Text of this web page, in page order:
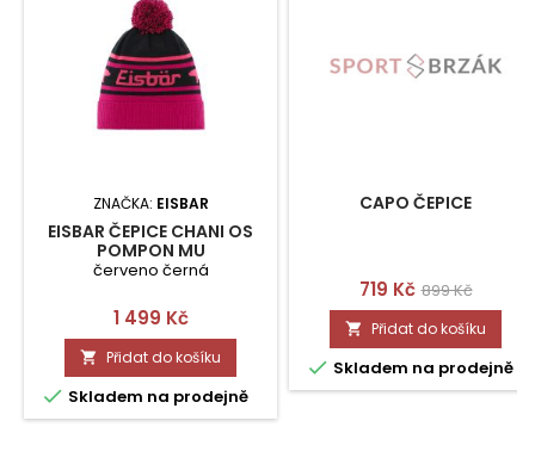
ZNAČKA: EISBAR
EISBAR ČEPICE CHANI OS
POMPON MU
červeno černá
Cena
1 499 Kč
 Přidat do košíku
 Skladem na prodejně
CAPO ČEPICE
Cena
719 Kč Běžná
cena
899 Kč
 Přidat do košíku
 Skladem na prodejně